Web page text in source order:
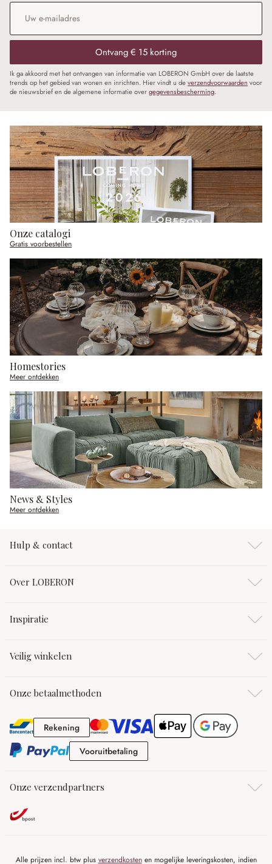
E-mailadres
Ontvang € 15 korting
Ik ga akkoord met het ontvangen van informatie van LOBERON GmbH over de laatste
trends op het gebied van wonen en inrichten. Hier vindt u deverzendvoorwaarden voor
de nieuwsbrief en de algemene informatie overgegevensbescherming.
Onze catalogi
Gratis voorbestellen
Homestories
Meer ontdekken
News & Styles
Meer ontdekken
Hulp & contact
Over LOBERON
Inspiratie
Veilig winkelen
Onze betaalmethoden
RekeningRekening
VooruitbetalingVooruitbetaling
Onze verzendpartners
Alle prijzen incl. btw plus verzendkostenen mogelijke leveringskosten, indien